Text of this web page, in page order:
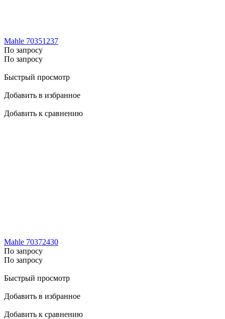
Mahle 70351237
По запросу
По запросу
Быстрый просмотр
Добавить в избранное
Добавить к сравнению
Mahle 70372430
По запросу
По запросу
Быстрый просмотр
Добавить в избранное
Добавить к сравнению